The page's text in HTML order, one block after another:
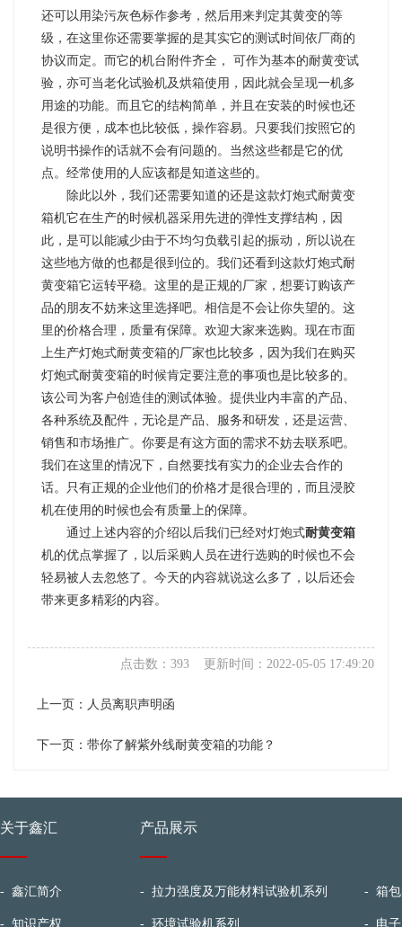
还可以用染污灰色标作参考，然后用来判定其黄变的等
级，在这里你还需要掌握的是其实它的测试时间依厂商的
协议而定。而它的机台附件齐全，
可作为基本的耐黄变试
验，亦可当老化试验机及烘箱使用，因此就会呈现一机多
用途的功能。而且它的结构简单，并且在安装的时候也还
是很方便，成本也比较低，操作容易。只要我们按照它的
说明书操作的话就不会有问题的。当然这些都是它的优
点。经常使用的人应该都是知道这些的。
除此以外，我们还需要知道的还是这款灯炮式耐黄变
箱机它在生产的时候机器采用先进的弹性支撑结构，因
此，是可以能减少由于不均匀负载引起的振动，所以说在
这些地方做的也都是很到位的。我们还看到这款灯炮式耐
黄变箱它运转平稳。这里的是正规的厂家，想要订购该产
品的朋友不妨来这里选择吧。相信是不会让你失望的。这
里的价格合理，质量有保障。欢迎大家来选购。现在市面
上生产灯炮式耐黄变箱的厂家也比较多，因为我们在购买
灯炮式耐黄变箱的时候肯定要注意的事项也是比较多的。
该公司为客户创造佳的测试体验。提供业内丰富的产品、
各种系统及配件，无论是产品、服务和研发，还是运营、
销售和市场推广。你要是有这方面的需求不妨去联系吧。
我们在这里的情况下，自然要找有实力的企业去合作的
话。只有正规的企业他们的价格才是很合理的，而且浸胶
机在使用的时候也会有质量上的保障。
通过上述内容的介绍以后我们已经对灯炮式耐黄变箱
机的优点掌握了，以后采购人员在进行选购的时候也不会
轻易被人去忽悠了。今天的内容就说这么多了，以后还会
带来更多精彩的内容。
点击数：393 更新时间：2022-05-05 17:49:20
上一页： 人员离职声明函
下一页： 带你了解紫外线耐黄变箱的功能？
关于鑫汇
- 鑫汇简介
- 知识产权
产品展示
- 拉力强度及万能材料试验机系列
- 环境试验机系列
-箱
- 电